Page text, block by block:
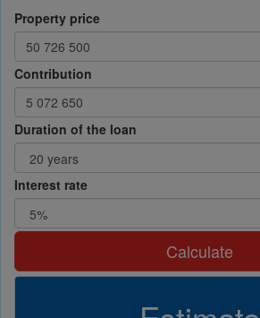
Property price
Contribution
Duration of the loan
Interest rate
Calculate